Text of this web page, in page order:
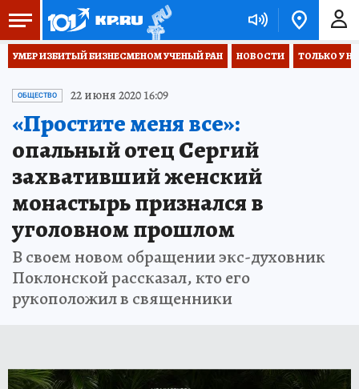
УМЕР ИЗБИТЫЙ БИЗНЕСМЕНОМ УЧЕНЫЙ РАН НОВОСТИ ТОЛЬКО У
ОБЩЕСТВО 22 июня 2020 16:09
«Простите меня все»:
опальный отец Сергий
захвативший женский
монастырь признался в
уголовном прошлом
В своем новом обращении экс-духовник
Поклонской рассказал, кто его
рукоположил в священники